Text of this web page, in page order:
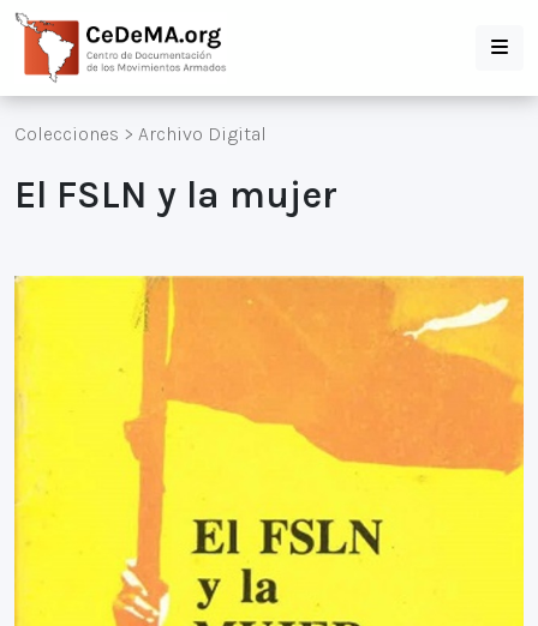
Colecciones > Archivo Digital
El FSLN y la mujer